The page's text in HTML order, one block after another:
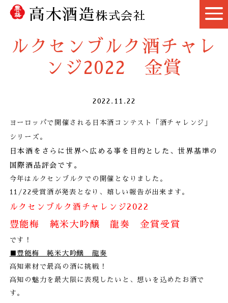
高木酒造株式会社
ルクセンブルク酒チャレ
ンジ2022 金賞
2022.11.22
ヨーロッパで開催される日本酒コンテスト「酒チャレンジ」
シリーズ。
日本酒をさらに世界へ広める事を目的とした、世界基準の
国際酒品評会です。
今年はルクセンブルクでの開催となりました。
11/22受賞酒が発表となり、嬉しい報告が出来ます。
ルクセンブルク酒チャレンジ2022
豊能梅 純米大吟醸 龍奏 金賞受賞
です！
豊能梅 純米大吟醸 龍奏
高知素材で最高の酒に挑戦！
高知の魅力を最大限に表現したいと、想いを込めたお酒で
す。